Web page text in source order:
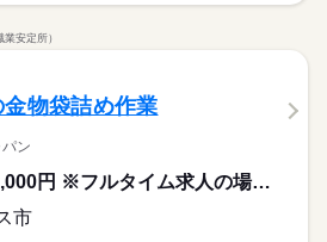
安定所）
物袋詰め作業
ン
201,600円〜252,000円 ※フルタイム求人の場合は月額（換算額）、パート求人の場合は時間額を表示しています。
市